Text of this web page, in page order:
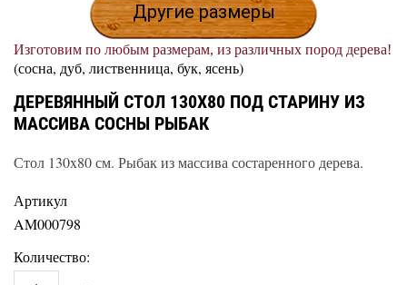
Другие размеры
Изготовим по любым размерам, из различных пород дерева!
(сосна, дуб, лиственница, бук, ясень)
ДЕРЕВЯННЫЙ СТОЛ 130X80 ПОД СТАРИНУ ИЗ
МАССИВА СОСНЫ РЫБАК
Стол 130x80 см. Рыбак из массива состаренного дерева.
Артикул
AM000798
Количество: